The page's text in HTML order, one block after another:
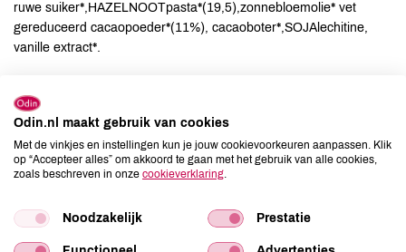
ruwe suiker*,HAZELNOOTpasta*(19,5),zonnebloemolie* vet
gereduceerd cacaopoeder*(11%), cacaoboter*,SOJAlechitine,
vanille extract*.
Allergenen
Aardnoten
niet aanwezig
Ei
niet aanwezig
Gluten
niet aanwezig
Lupine
niet aanwezig
Odin.nl maakt gebruik van cookies
Met de vinkjes en instellingen kun je jouw cookievoorkeuren aanpassen. Klik
op “Accepteer alles” om akkoord te gaan met het gebruik van alle cookies,
zoals beschreven in onze cookieverklaring
Noodzakelijk Prestatie